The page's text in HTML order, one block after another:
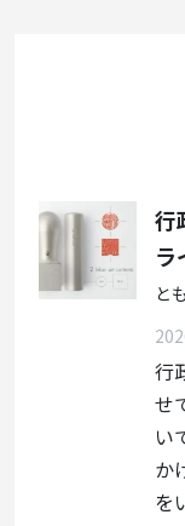
行
ラ
と
行
せ
い
か
を